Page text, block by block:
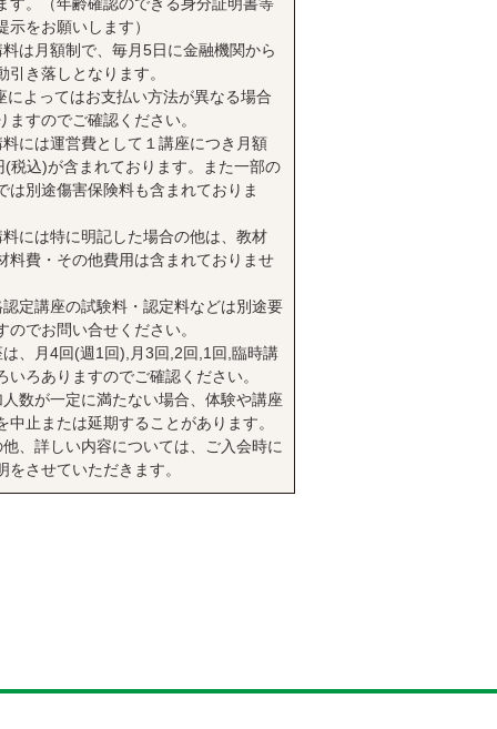
示をお願いします）
は月額制で、毎月5日に金融機関から
引き落しとなります。
によってはお支払い方法が異なる場合
ますのでご確認ください。
には運営費として１講座につき月額
(税込)が含まれております。また一部の
は別途傷害保険料も含まれておりま
には特に明記した場合の他は、教材
料費・その他費用は含まれておりませ
定講座の試験料・認定料などは別途要
のでお問い合せください。
、月4回(週1回),月3回,2回,1回,臨時講
いろありますのでご確認ください。
数が一定に満たない場合、体験や講座
中止または延期することがあります。
、詳しい内容については、ご入会時に
をさせていただきます。